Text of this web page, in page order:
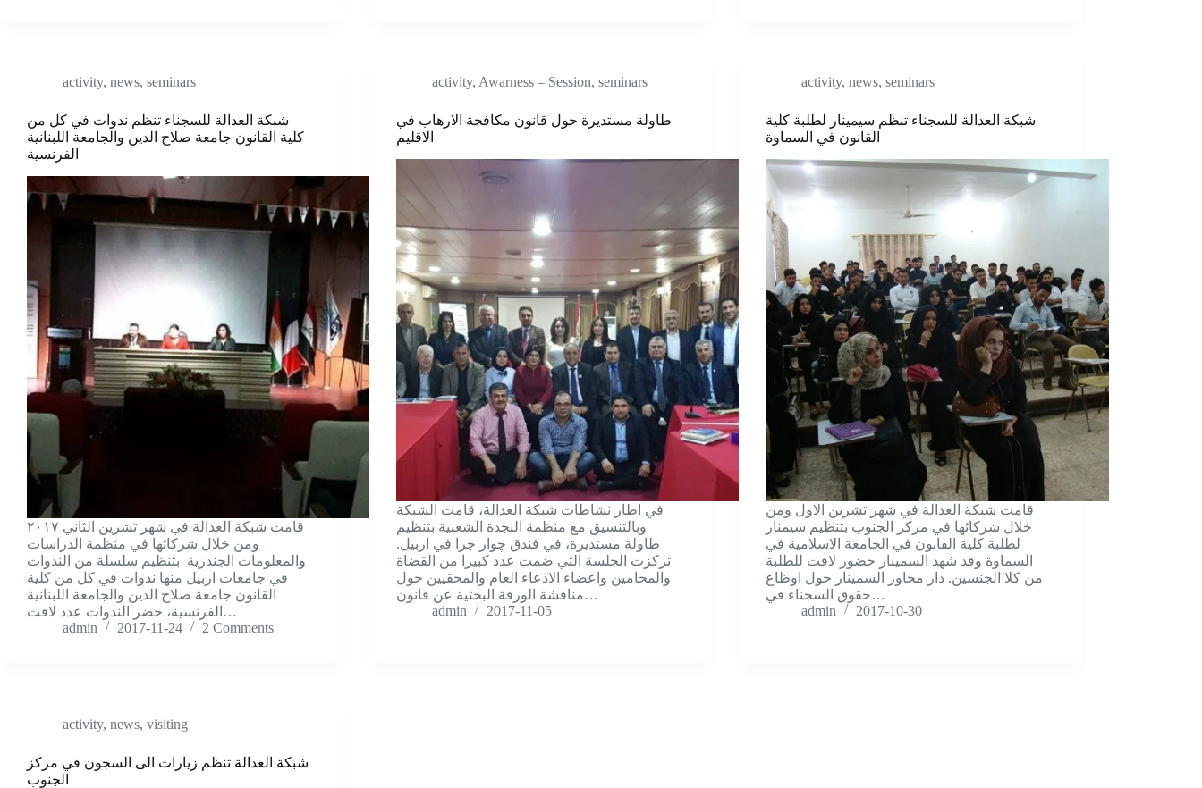
activity, news, seminars
شبكة العدالة للسجناء تنظم ندوات في كل من
كلية القانون جامعة صلاح الدين والجامعة اللبنانية
الفرنسية
قامت شبكة العدالة في شهر تشرين الثاني ٢٠١٧
ومن خلال شركائها في منظمة الدراسات
والمعلومات الجندرية بتنظيم سلسلة من الندوات
في جامعات اربيل منها ندوات في كل من كلية
القانون جامعة صلاح الدين والجامعة اللبنانية
الفرنسية، حضر الندوات عدد لافت…
admin
2017-11-24 2 Comments
activity, Awarness – Session,seminars
طاولة مستديرة حول قانون مكافحة الارهاب في
الاقليم
في اطار نشاطات شبکة العدالة، قامت الشبکة
وبالتنسيق مع منظمة النجدة الشعبية بتنظيم
طاولة مستديرة، في فندق چوار جرا في اربيل.
تركزت الجلسة التي ضمت عدد كبيرا من القضاة
والمحامين واعضاء الادعاء العام والمحقيين حول
مناقشة الورقة البحثية عن قانون…
admin
2017-11-05
activity,news,seminars
شبكة العدالة للسجناء تنظم سيمينار لطلبة كلية
القانون في السماوة
قامت شبکة العدالة في شهر تشرين الاول ومن
خلال شركائها في مركز الجنوب بتنظيم سيمنار
لطلبة کلية القانون في الجامعة الاسلامية في
السماوة وقد شهد السمينار حضور لافت للطلبة
من کلا الجنسين. دار محاور السمينار حول اوظاع
حقوق السجناء في…
admin
2017-10-30
activity, news, visiting
شبكة العدالة تنظم زيارات الى السجون في مركز
الجنوب